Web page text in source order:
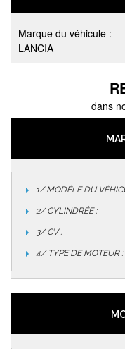
Marque du véhicule :
LANCIA
dans
1/ MODÈLE DU
2/ CYLINDRÉE :
3/ CV :
4/ TYPE DE MOTEUR :